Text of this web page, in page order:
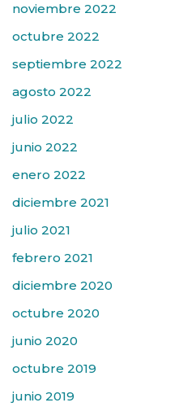
noviembre 2022
octubre 2022
septiembre 2022
agosto 2022
julio 2022
junio 2022
enero 2022
diciembre 2021
julio 2021
febrero 2021
diciembre 2020
octubre 2020
junio 2020
octubre 2019
junio 2019